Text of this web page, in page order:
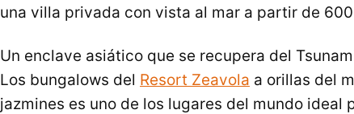
una villa privada con vista al mar a partir de
Un enclave asiático que se recupera del
Los bungalows del Resort Zeavola a orillas del
jazmines es uno de los lugares del mundo ideal